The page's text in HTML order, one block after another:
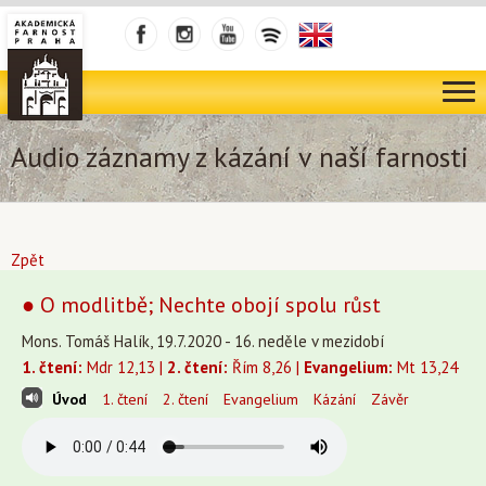
Audio záznamy z kázání v naší farnosti
Zpět
● O modlitbě; Nechte obojí spolu růst
Mons. Tomáš Halík, 19.7.2020 - 16. neděle v mezidobí
1. čtení: Mdr 12,13 | 2. čtení: Řím 8,26 | Evangelium: Mt 13,24
Úvod 1. čtení 2. čtení Evangelium Kázání Závěr